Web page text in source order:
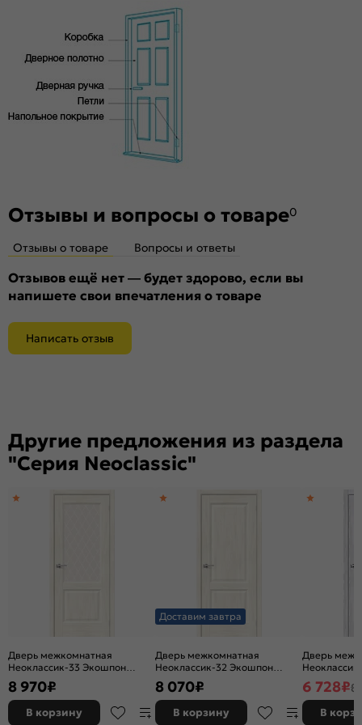
декоративными материалами.. Репродукция натуральных
материалов — Super Realistic. Южная Корея.
Комплектующие
Телескопические погонажные изделия для качественного
регулируемого монтажа. Дверная коробка с TPE-
уплотнителем для мягкого закрывания. Благодаря особой
форме уплотнителя отсутствует закусывание со стороны
Отзывы и вопросы о товаре0
Отзывы о товаре Вопросы и ответы
Отзывов ещё нет — будет здорово, если вы
напишете свои впечатления о товаре
Написать отзыв
Другие предложения из раздела
"Серия Neoclassic"
Дверь межкомнатная
Неоклассик-33 Экошпон
Nordic Oak, остекленная,
white сrystal, кромка нет,
филенчатая
8 970₽
В корзину
Доставим завтра
Дверь межкомнатная
Неоклассик-32 Экошпон
Nordic Oak, глухая, кромка
нет, филенчатая
8 070₽
В корзину
Дверь
Riviera Ice,
сrystal,
филенчатая
6 728₽8
В